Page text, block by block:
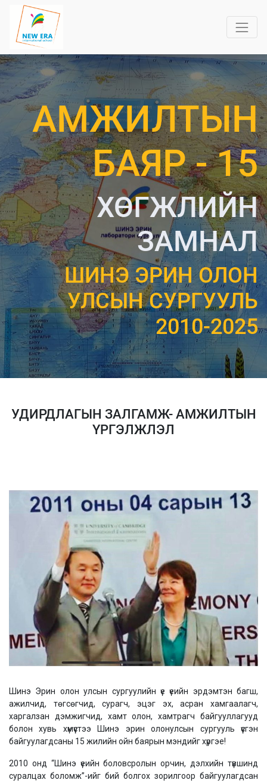
АМЖИЛТЫН
БАЯР - 15
ХӨГЖЛИЙН
ЗАМНАЛ
ШИНЭ ЭРИН ОЛОН
УЛСЫН СУРГУУЛЬ
2010-2025
УДИРДЛАГЫН ЗАЛГАМЖ- АМЖИЛТЫН
ҮРГЭЛЖЛЭЛ
Шинэ Эрин олон улсын сургуулийн үе үеийн эрдэмтэн багш,
ажилчид, төгсөгчид, сурагч, эцэг эх, асран хамгаалагч,
харгалзан дэмжигчид, хамт олон, хамтрагч байгууллагууд
болон хувь хүмүүстээ Шинэ эрин олонулсын сургууль үүсгэн
байгуулагдсаны 15 жилийн ойн баярын мэндийг хүргэе!
2010 онд “Шинэ үеийн боловсролын орчин, дэлхийн түвшинд
суралцах боломж”-ийг бий болгох зорилгоор байгуулагдсан